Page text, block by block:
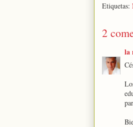
Etiquetas:
2
la